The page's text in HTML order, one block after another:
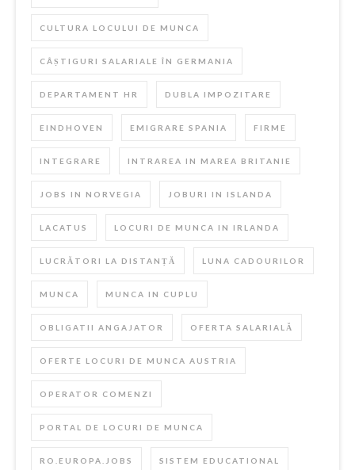
CULTURA LOCULUI DE MUNCA
CÂȘTIGURI SALARIALE ÎN GERMANIA
DEPARTAMENT HR DUBLA IMPOZITARE
EINDHOVEN EMIGRARE SPANIA FIRME
INTEGRARE INTRAREA IN MAREA BRITANIE
JOBS IN NORVEGIA JOBURI IN ISLANDA
LACATUS LOCURI DE MUNCA IN IRLANDA
LUCRĂTORI LA DISTANȚĂ LUNA CADOURILOR
MUNCA MUNCA IN CUPLU
OBLIGATII ANGAJATOR OFERTA SALARIALĂ
OFERTE LOCURI DE MUNCA AUSTRIA
OPERATOR COMENZI
PORTAL DE LOCURI DE MUNCA
RO.EUROPA.JOBS SISTEM EDUCATIONAL